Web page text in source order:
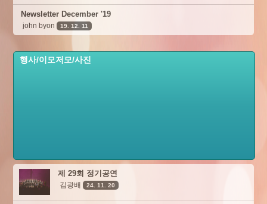
Newsletter December '19
john byon 19. 12. 11
행사/이모저모/사진
제 29회 정기공연
김광배 24. 11. 20